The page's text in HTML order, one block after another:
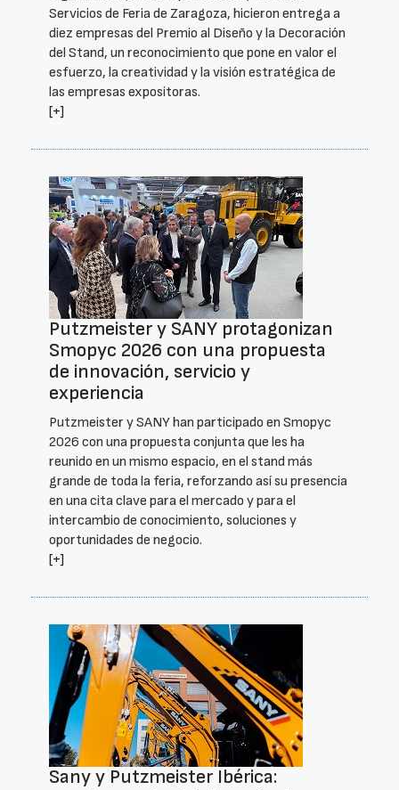
Servicios de Feria de Zaragoza, hicieron entrega a
diez empresas del Premio al Diseño y la Decoración
del Stand, un reconocimiento que pone en valor el
esfuerzo, la creatividad y la visión estratégica de
las empresas expositoras.
[+]
Putzmeister y SANY protagonizan
Smopyc 2026 con una propuesta
de innovación, servicio y
experiencia
Putzmeister y SANY han participado en Smopyc
2026 con una propuesta conjunta que les ha
reunido en un mismo espacio, en el stand más
grande de toda la feria, reforzando así su presencia
en una cita clave para el mercado y para el
intercambio de conocimiento, soluciones y
oportunidades de negocio.
[+]
Sany y Putzmeister Ibérica: